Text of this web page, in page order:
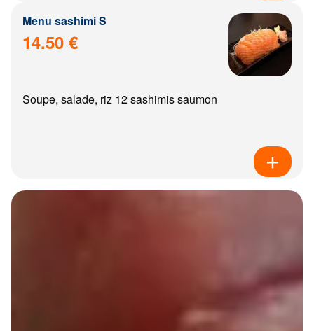
Menu sashimi S
14.50 €
Soupe, salade, riz 12 sashimis saumon